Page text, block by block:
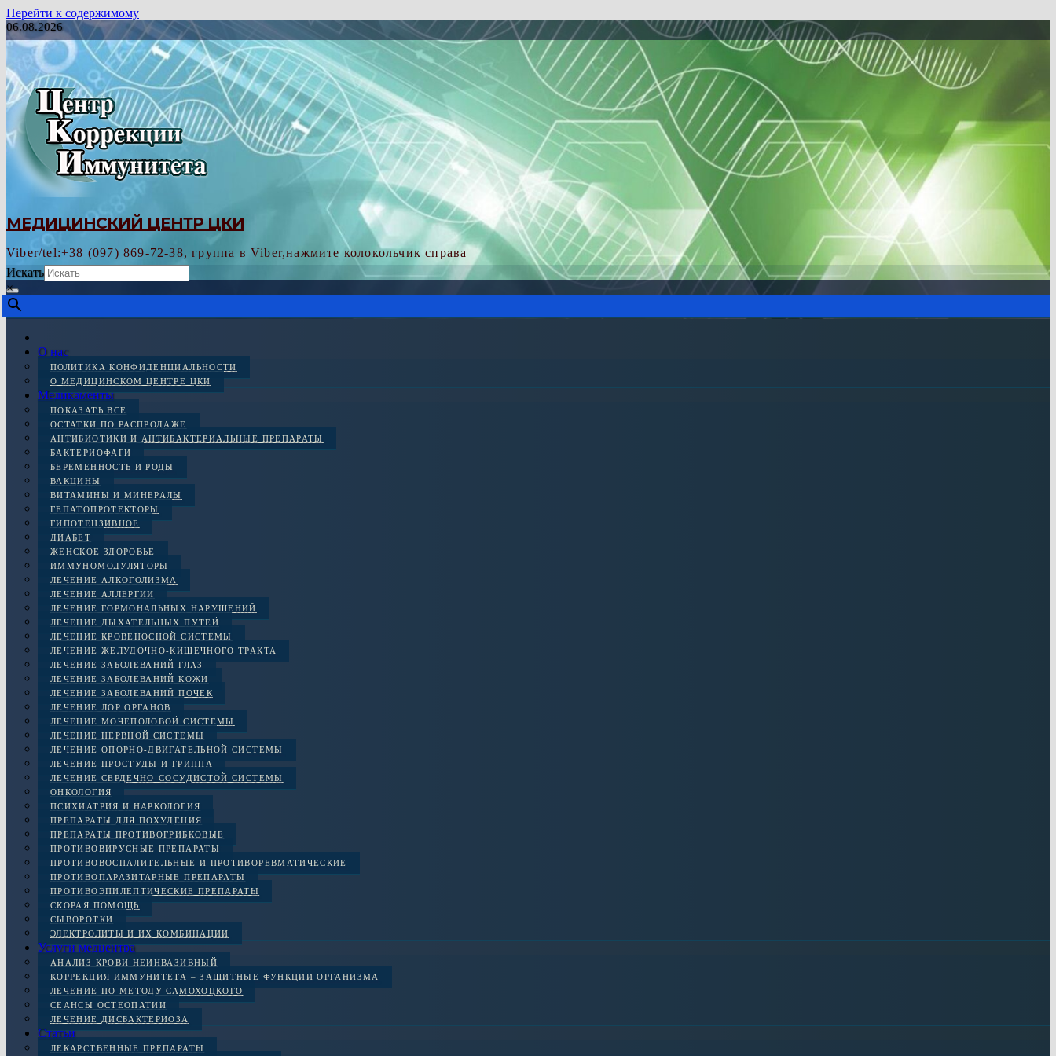
Перейти к содержимому
06.08.2026
МЕДИЦИНСКИЙ ЦЕНТР ЦКИ
Viber/tel:+38 (097) 869-72-38, группа в Viber,нажмите колокольчик справа
Искать
×
О нас
ПОЛИТИКА КОНФИДЕНЦИАЛЬНОСТИ
О МЕДИЦИНСКОМ ЦЕНТРЕ ЦКИ
Медикаменты
ПОКАЗАТЬ ВСЕ
ОСТАТКИ ПО РАСПРОДАЖЕ
АНТИБИОТИКИ И АНТИБАКТЕРИАЛЬНЫЕ ПРЕПАРАТЫ
БАКТЕРИОФАГИ
БЕРЕМЕННОСТЬ И РОДЫ
ВАКЦИНЫ
ВИТАМИНЫ И МИНЕРАЛЫ
ГЕПАТОПРОТЕКТОРЫ
ГИПОТЕНЗИВНОЕ
ДИАБЕТ
ЖЕНСКОЕ ЗДОРОВЬЕ
ИММУНОМОДУЛЯТОРЫ
ЛЕЧЕНИЕ АЛКОГОЛИЗМА
ЛЕЧЕНИЕ АЛЛЕРГИИ
ЛЕЧЕНИЕ ГОРМОНАЛЬНЫХ НАРУШЕНИЙ
ЛЕЧЕНИЕ ДЫХАТЕЛЬНЫХ ПУТЕЙ
ЛЕЧЕНИЕ КРОВЕНОСНОЙ СИСТЕМЫ
ЛЕЧЕНИЕ ЖЕЛУДОЧНО-КИШЕЧНОГО ТРАКТА
ЛЕЧЕНИЕ ЗАБОЛЕВАНИЙ ГЛАЗ
ЛЕЧЕНИЕ ЗАБОЛЕВАНИЙ КОЖИ
ЛЕЧЕНИЕ ЗАБОЛЕВАНИЙ ПОЧЕК
ЛЕЧЕНИЕ ЛОР ОРГАНОВ
ЛЕЧЕНИЕ МОЧЕПОЛОВОЙ СИСТЕМЫ
ЛЕЧЕНИЕ НЕРВНОЙ СИСТЕМЫ
ЛЕЧЕНИЕ ОПОРНО-ДВИГАТЕЛЬНОЙ СИСТЕМЫ
ЛЕЧЕНИЕ ПРОСТУДЫ И ГРИППА
ЛЕЧЕНИЕ СЕРДЕЧНО-СОСУДИСТОЙ СИСТЕМЫ
ОНКОЛОГИЯ
ПСИХИАТРИЯ И НАРКОЛОГИЯ
ПРЕПАРАТЫ ДЛЯ ПОХУДЕНИЯ
ПРЕПАРАТЫ ПРОТИВОГРИБКОВЫЕ
ПРОТИВОВИРУСНЫЕ ПРЕПАРАТЫ
ПРОТИВОВОСПАЛИТЕЛЬНЫЕ И ПРОТИВОРЕВМАТИЧЕСКИЕ
ПРОТИВОПАРАЗИТАРНЫЕ ПРЕПАРАТЫ
ПРОТИВОЭПИЛЕПТИЧЕСКИЕ ПРЕПАРАТЫ
СКОРАЯ ПОМОЩЬ
СЫВОРОТКИ
ЭЛЕКТРОЛИТЫ И ИХ КОМБИНАЦИИ
Услуги медцентра
АНАЛИЗ КРОВИ НЕИНВАЗИВНЫЙ
КОРРЕКЦИЯ ИММУНИТЕТА – ЗАЩИТНЫЕ ФУНКЦИИ ОРГАНИЗМА
ЛЕЧЕНИЕ ПО МЕТОДУ САМОХОЦКОГО
СЕАНСЫ ОСТЕОПАТИИ
ЛЕЧЕНИЕ ДИСБАКТЕРИОЗА
Статьи
ЛЕКАРСТВЕННЫЕ ПРЕПАРАТЫ